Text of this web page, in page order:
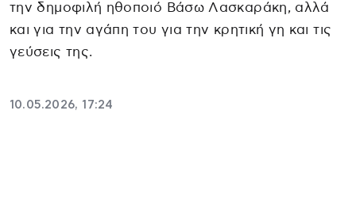
10.05.2026, 17:24
την δημοφιλή ηθοποιό Βάσω Λασκαράκη, αλλά
και για την αγάπη του για την κρητική γη και τις
γεύσεις της.